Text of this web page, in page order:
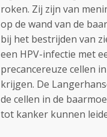
roken. Zij zijn van
op de wand van de
bij het bestrijden van
een HPV-infectie met
precancereuze cellen
krijgen. De
de cellen in de
tot kanker kunnen